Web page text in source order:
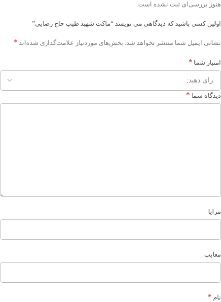
هنوز بررسی‌ای ثبت نشده است.
اولین کسی باشید که دیدگاهی می نویسد “ماکت شهید طیب حاج رضایی”
نشانی ایمیل شما منتشر نخواهد شد. بخش‌های موردنیاز علامت‌گذاری شده‌اند *
امتیاز شما *
دیدگاه شما *
مزایا
معایب
نام *